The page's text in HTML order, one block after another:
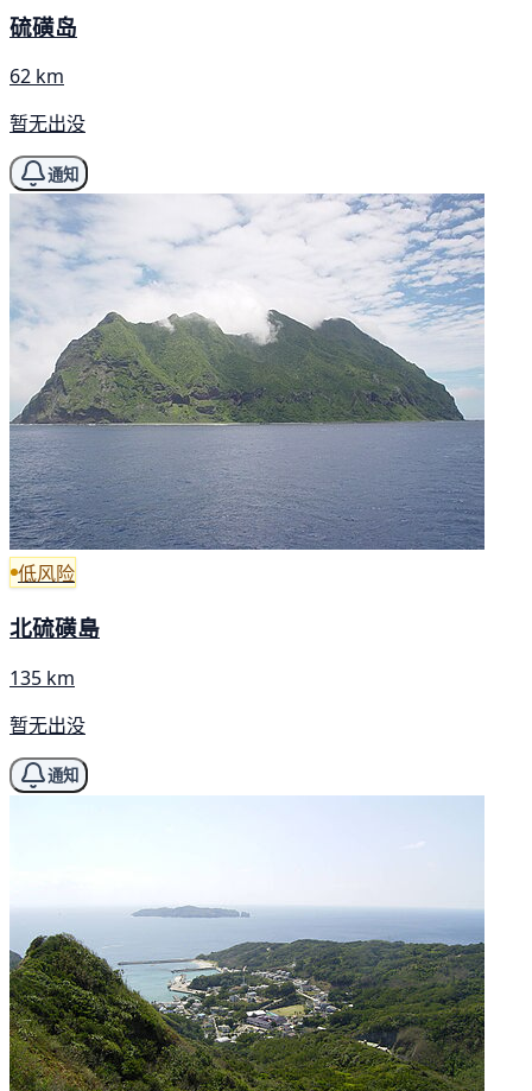
硫磺岛
62 km
暂无出没
通知
低风险
北硫磺島
135 km
暂无出没
通知